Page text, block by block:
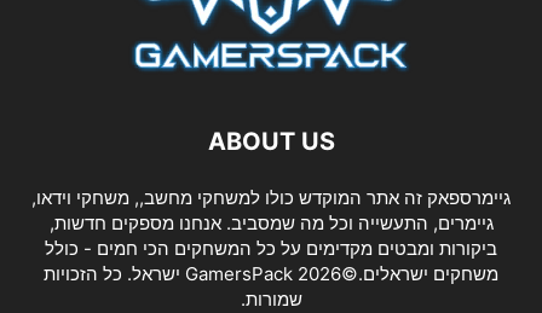
ABOUT US
גיימרספאק זה אתר המוקדש כולו למשחקי מחשב,, משחקי וידאו,
גיימרים, התעשייה וכל מה שמסביב. אנחנו מספקים חדשות,
ביקורות ומבטים מקדימים על כל המשחקים הכי חמים - כולל
משחקים ישראלים.©2026 GamersPack ישראל. כל הזכויות
שמורות.